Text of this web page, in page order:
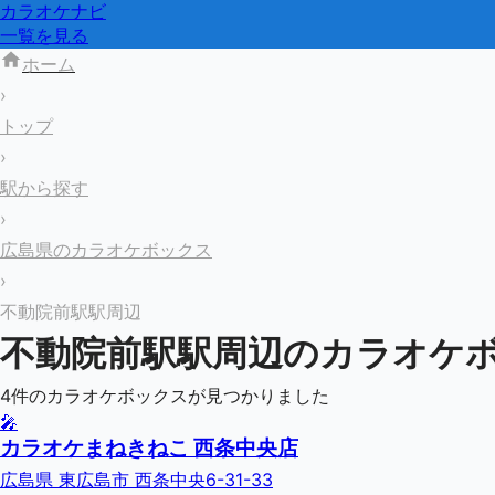
カラオケナビ
一覧を見る
ホーム
›
トップ
›
駅から探す
›
広島県のカラオケボックス
›
不動院前駅駅周辺
不動院前駅駅周辺のカラオケ
4件のカラオケボックスが見つかりました
🎤
カラオケまねきねこ 西条中央店
広島県 東広島市 西条中央6-31-33